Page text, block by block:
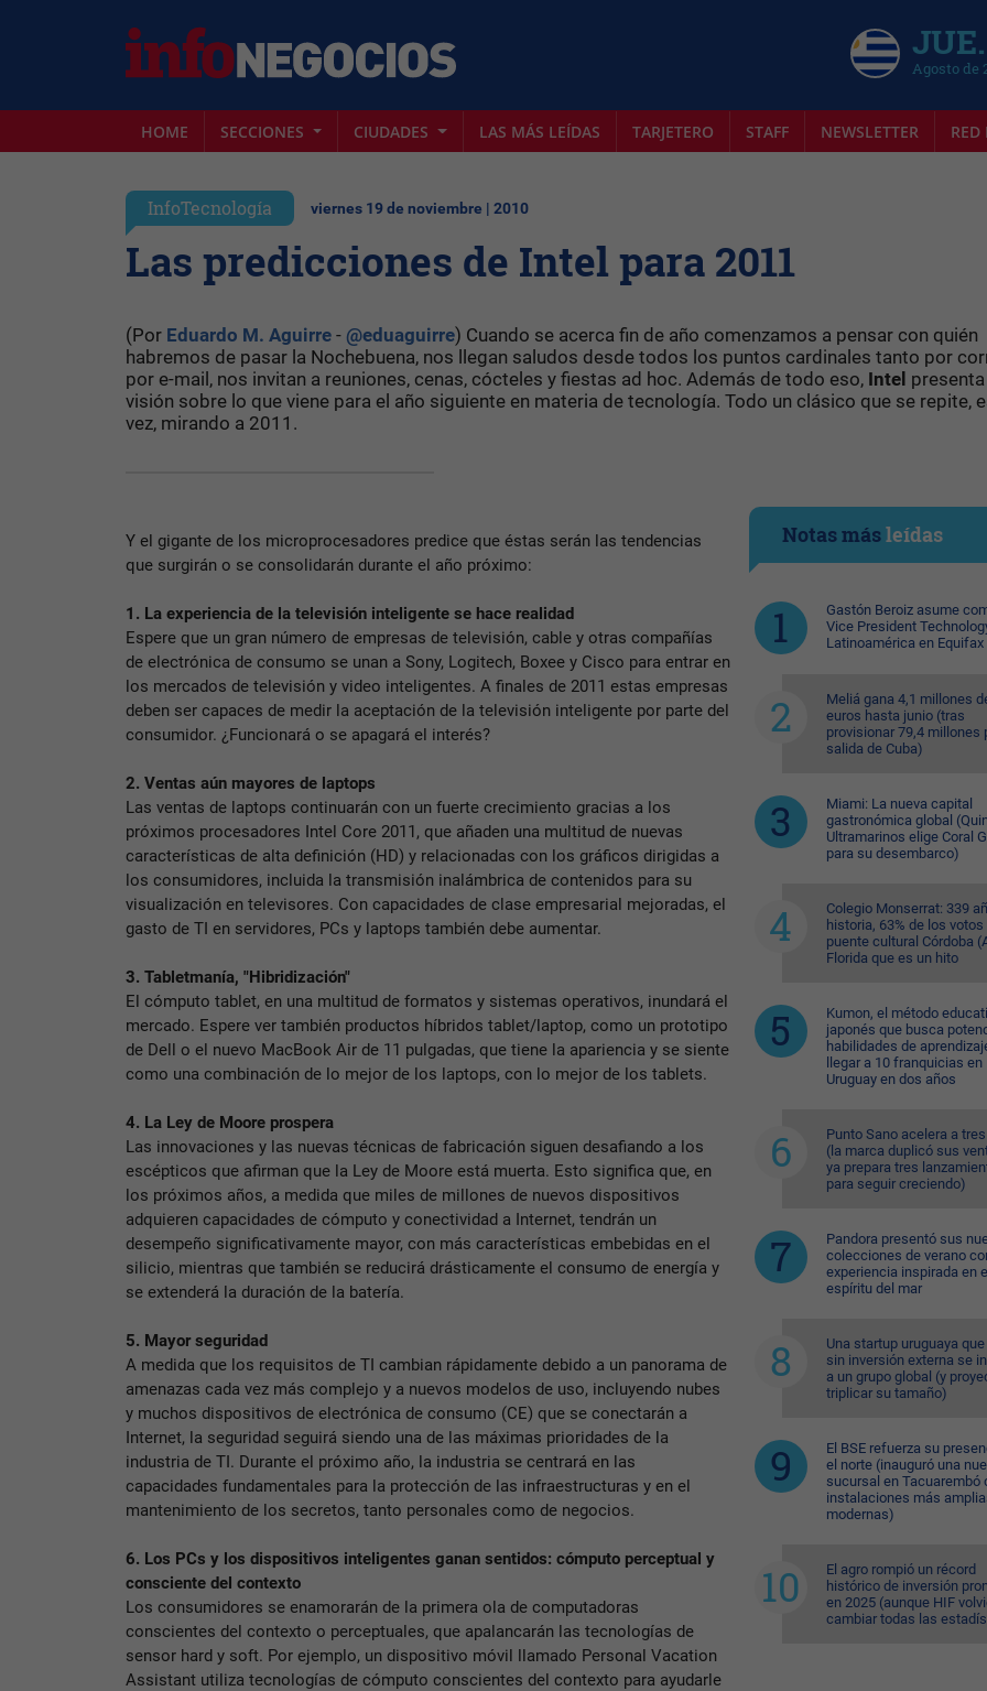
Agosto de
HOME SECCIONES CIUDADES LAS MÁS LEÍDAS TARJETERO STAFF NEWSLETTER RED
InfoTecnología viernes 19 de noviembre | 2010
Las predicciones de Intel para 2011
(Por Eduardo M. Aguirre - @eduaguirre) Cuando se acerca fin de año comenzamos a pensar con quién
habremos de pasar la Nochebuena, nos llegan saludos desde todos los puntos cardinales tanto por
por e-mail, nos invitan a reuniones, cenas, cócteles y fiestas ad hoc. Además de todo eso, Intel
visión sobre lo que viene para el año siguiente en materia de tecnología. Todo un clásico que se repite,
vez, mirando a 2011.
Y el gigante de los microprocesadores predice que éstas serán las tendencias
que surgirán o se consolidarán durante el año próximo:
1. La experiencia de la televisión inteligente se hace realidad
Espere que un gran número de empresas de televisión, cable y otras compañías
de electrónica de consumo se unan a Sony, Logitech, Boxee y Cisco para entrar en
los mercados de televisión y video inteligentes. A finales de 2011 estas empresas
deben ser capaces de medir la aceptación de la televisión inteligente por parte del
consumidor. ¿Funcionará o se apagará el interés?
2. Ventas aún mayores de laptops
Las ventas de laptops continuarán con un fuerte crecimiento gracias a los
próximos procesadores Intel Core 2011, que añaden una multitud de nuevas
características de alta definición (HD) y relacionadas con los gráficos dirigidas a
los consumidores, incluida la transmisión inalámbrica de contenidos para su
visualización en televisores. Con capacidades de clase empresarial mejoradas, el
gasto de TI en servidores, PCs y laptops también debe aumentar.
3. Tabletmanía, "Hibridización"
El cómputo tablet, en una multitud de formatos y sistemas operativos, inundará el
mercado. Espere ver también productos híbridos tablet/laptop, como un prototipo
de Dell o el nuevo MacBook Air de 11 pulgadas, que tiene la apariencia y se siente
como una combinación de lo mejor de los laptops, con lo mejor de los tablets.
4. La Ley de Moore prospera
Las innovaciones y las nuevas técnicas de fabricación siguen desafiando a los
escépticos que afirman que la Ley de Moore está muerta. Esto significa que, en
los próximos años, a medida que miles de millones de nuevos dispositivos
adquieren capacidades de cómputo y conectividad a Internet, tendrán un
desempeño significativamente mayor, con más características embebidas en el
silicio, mientras que también se reducirá drásticamente el consumo de energía y
se extenderá la duración de la batería.
5. Mayor seguridad
A medida que los requisitos de TI cambian rápidamente debido a un panorama de
amenazas cada vez más complejo y a nuevos modelos de uso, incluyendo nubes
y muchos dispositivos de electrónica de consumo (CE) que se conectarán a
Internet, la seguridad seguirá siendo una de las máximas prioridades de la
industria de TI. Durante el próximo año, la industria se centrará en las
capacidades fundamentales para la protección de las infraestructuras y en el
mantenimiento de los secretos, tanto personales como de negocios.
6. Los PCs y los dispositivos inteligentes ganan sentidos: cómputo perceptual y
consciente del contexto
Los consumidores se enamorarán de la primera ola de computadoras
conscientes del contexto o perceptuales, que apalancarán las tecnologías de
sensor hard y soft. Por ejemplo, un dispositivo móvil llamado Personal Vacation
Assistant utiliza tecnologías de cómputo conscientes del contexto para ayudarle
Notas másleídas
Gastón Beroiz asume
Vice President
Latinoamérica en Equifax
Meliá gana 4,1 millones
euros hasta junio (tras
provisionar 79,4 millones
salida de Cuba)
Miami: La nueva capital
gastronómica global
Ultramarinos elige Coral
para su desembarco)
Colegio Monserrat: 339
historia, 63% de los votos
puente cultural Córdoba
Florida que es un hito
Kumon, el método
japonés que busca
habilidades de
llegar a 10 franquicias en
Uruguay en dos años
Punto Sano acelera a
(la marca duplicó sus
ya prepara tres
para seguir creciendo)
Pandora presentó sus
colecciones de verano
experiencia inspirada en el
espíritu del mar
Una startup uruguaya
sin inversión externa se
a un grupo global (y
triplicar su tamaño)
El BSE refuerza su
el norte (inauguró una
sucursal en Tacuarembó
instalaciones más
modernas)
El agro rompió un récord
histórico de inversión
en 2025 (aunque HIF
cambiar todas las